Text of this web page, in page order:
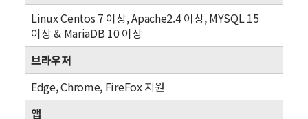
Linux Centos 7 이상, Apache2.4 이상, MYSQL 15
이상 & MariaDB 10 이상
브라우저
Edge, Chrome, FireFox 지원
앱